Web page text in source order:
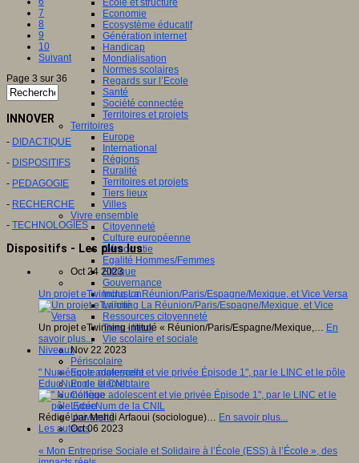
Ecole et structure
Economie
Ecosystème éducatif
Génération internet
Handicap
Mondialisation
Normes scolaires
Regards sur l’Ecole
Santé
Société connectée
Territoires et projets
Territoires
Europe
International
Régions
Ruralité
Territoires et projets
Tiers lieux
Villes
Vivre ensemble
Citoyenneté
Culture européenne
Démocratie
Egalité Hommes/Femmes
Ethique
Gouvernance
Inclusion
Laïcité
Ressources citoyenneté
Tiers - lieux
Vie scolaire et sociale
Niveaux
Périscolaire
Ecole maternelle
Ecole élémentaire
Collège
Lycée
Université
Les auteurs
7
8
9
10
Suivant
Page 3 sur 36
INNOVER
- DIDACTIQUE
- DISPOSITIFS
- PEDAGOGIE
- RECHERCHE
- TECHNOLOGIES
Dispositifs - Les plus lus
Oct 24 2023
Un projet eTwinning La Réunion/Paris/Espagne/Mexique, et Vice Versa
Un projet eTwinning intitulé « Réunion/Paris/Espagne/Mexique,… En
savoir plus...
Nov 22 2023
" Numérique adolescent et vie privée Épisode 1", par le LINC et le pôle
EducNum de la CNIL
Rédigé par Mehdi Arfaoui (sociologue)… En savoir plus...
Oct 06 2023
« Mon Entreprise Sociale et Solidaire à l’École (ESS) à l’École », des